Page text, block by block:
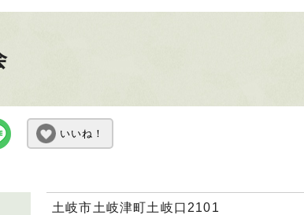
いいね！
土岐市土岐津町土岐口2101